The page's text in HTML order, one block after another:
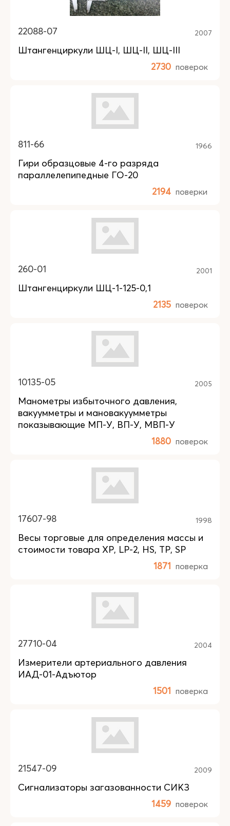
22088-07 2007
Штангенциркули ШЦ-I, ШЦ-II, ШЦ-III
2730 поверок
811-66 1966
Гири образцовые 4-го разряда
параллелепипедные ГО-20
2194 поверки
260-01 2001
Штангенциркули ШЦ-1-125-0,1
2135 поверок
10135-05 2005
Манометры избыточного давления,
вакуумметры и мановакуумметры
показывающие МП-У, ВП-У, МВП-У
1880 поверок
17607-98 1998
Весы торговые для определения массы и
стоимости товара XP, LP-2, HS, TP, SP
1871 поверка
27710-04 2004
Измерители артериального давления
ИАД-01-Адъютор
1501 поверка
21547-09 2009
Сигнализаторы загазованности СИКЗ
1459 поверок